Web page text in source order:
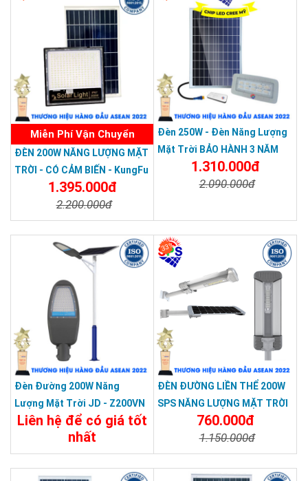
Miễn Phí Vận Chuyển
ĐÈN 200W NĂNG LƯỢNG MẶT
TRỜI - CÓ CẢM BIẾN - KungFu
Solar Light 200W
1.395.000đ
2.200.000đ
Đèn 250W - Đèn Năng Lượng
Mặt Trời BẢO HÀNH 3 NĂM
Chống Nước Cao Cấp SPS
1.310.000đ
2.090.000đ
Đèn Đường 200W Năng
Lượng Mặt Trời JD - Z200VN
Tấm Pin Mono JIDI-VINA
Liên hệ để có giá tốt
nhất
33%
ĐÈN ĐƯỜNG LIỀN THỂ 200W
SPS NĂNG LƯỢNG MẶT TRỜI
- BẢO HÀNH 3 NĂM
760.000đ
1.150.000đ